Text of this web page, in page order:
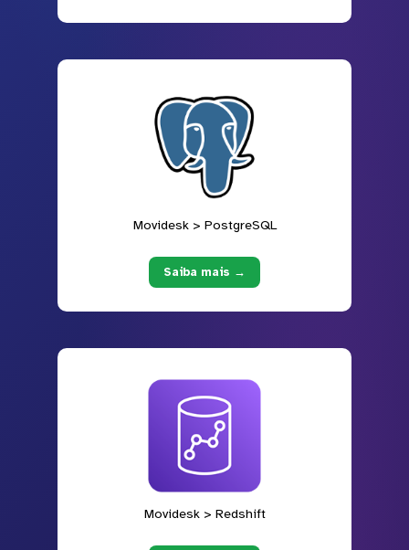
Movidesk > PostgreSQL
Saiba mais →
Movidesk > Redshift